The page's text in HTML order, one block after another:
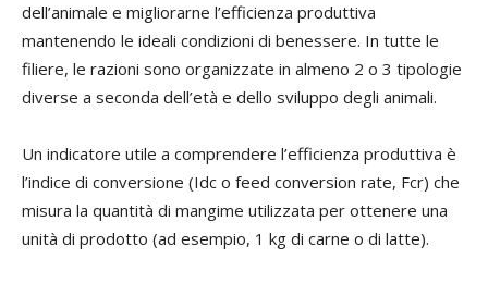
dell’animale e migliorarne l’efficienza produttiva
mantenendo le ideali condizioni di benessere. In tutte le
filiere, le razioni sono organizzate in almeno 2 o 3 tipologie
diverse a seconda dell’età e dello sviluppo degli animali.
Un indicatore utile a comprendere l’efficienza produttiva è
l’indice di conversione (Idc o feed conversion rate, Fcr) che
misura la quantità di mangime utilizzata per ottenere una
unità di prodotto (ad esempio, 1 kg di carne o di latte).